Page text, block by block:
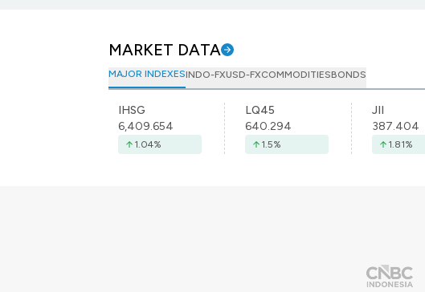
MARKET DATA
MAJOR INDEXESINDO-FXUSD-FXCOMMODITIESBONDS
IHSG
6,409.654
1.04%
LQ45
640.294
1.5%
JII
387.404
1.81%